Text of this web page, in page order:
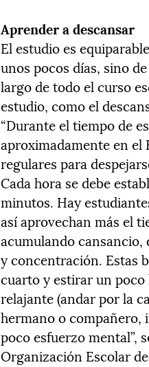
Aprender a descansar
El estudio es
unos pocos días, sino
largo de todo el curso
estudio, como el
“Durante el tiempo de
aproximadamente en el
regulares para
Cada hora se debe
minutos. Hay
así aprovechan más el
acumulando
y concentración. Estas
cuarto y estirar un poco
relajante (andar por la
hermano o compañero,
poco esfuerzo mental”,
Organización Escolar